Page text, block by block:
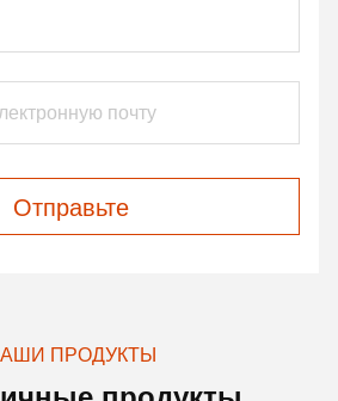
Отправьте
ПРОДУКТЫ